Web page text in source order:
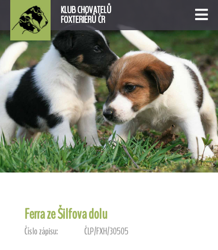
KLUB CHOVATELŮ
FOXTERIÉRŮ ČR
Ferra ze Šilfova dolu
Číslo zápisu: ČLP/FXH/30505